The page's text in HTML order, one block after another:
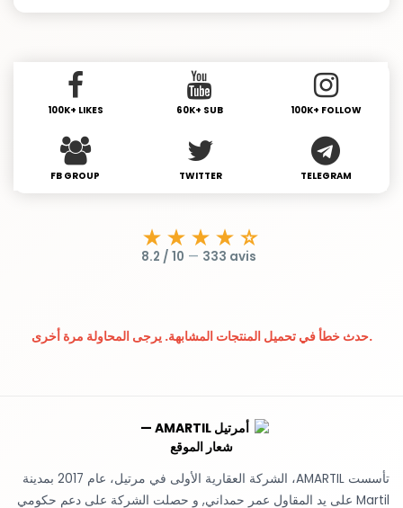
100K+ LIKES 60K+ SUB 100K+ FOLLOW
FB GROUP TWITTER TELEGRAM
★★★★☆
8.2 / 10 — 333 avis
حدث خطأ في تحميل المنتجات المشابهة. يرجى المحاولة مرة أخرى.
تأسست AMARTIL، الشركة العقارية الأولى في مرتيل، عام 2017 بمدينة
Martil على يد المقاول عمر حمداني, و حصلت الشركة على دعم حكومي